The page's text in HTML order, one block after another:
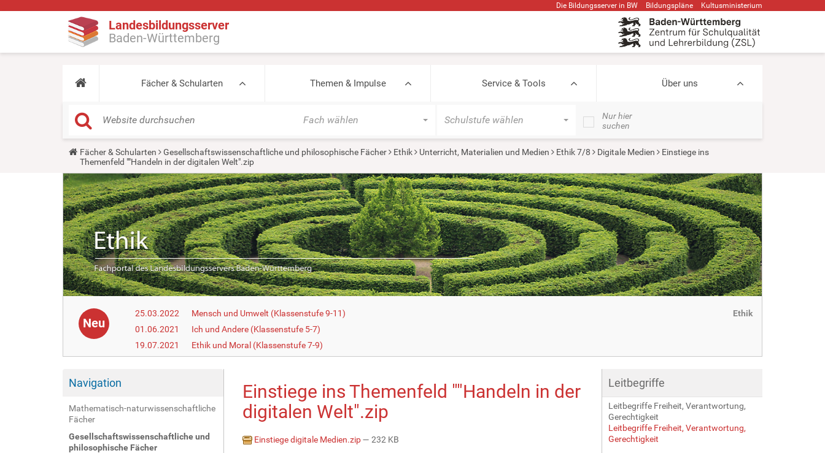
Die Bildungsserver in BW Bildungspläne Kultusministerium
Landesbildungsserver
Baden-Württemberg
Fächer & Schularten Themen & Impulse Service & Tools Über uns
Fach wählen Schulstufe wählen
Nur hier
suchen
Y
u
a
r
e
h
e
r
e
:
Fächer & Schularten Gesellschaftswissenschaftliche und philosophische Fächer Ethik Unterricht, Materialien und Medien Ethik 7/8 Digitale Medien
Einstiege ins
Themenfeld ""Handeln in der digitalen Welt".zip
Neu
25.03.2022
Mensch und Umwelt (Klassenstufe 9-11)
01.06.2021
Ich und Andere (Klassenstufe 5-7)
19.07.2021
Ethik und Moral (Klassenstufe 7-9)
Ethik
Navigation
Mathematisch-naturwissenschaftliche
Fächer
Gesellschaftswissenschaftliche und
philosophische Fächer
Einstiege ins Themenfeld ""Handeln in der
digitalen Welt".zip
Einstiege digitale Medien.zip— 232 KB
Leitbegriffe
Leitbegriffe Freiheit, Verantwortung,
Gerechtigkeit
Leitbegriffe Freiheit, Verantwortung,
Gerechtigkeit